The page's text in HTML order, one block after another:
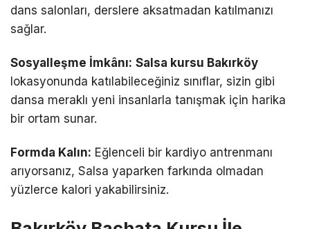
dans salonları, derslere aksatmadan katılmanızı
sağlar.
Sosyalleşme İmkânı: Salsa kursu Bakırköy
lokasyonunda katılabileceğiniz sınıflar, sizin gibi
dansa meraklı yeni insanlarla tanışmak için harika
bir ortam sunar.
Formda Kalın: Eğlenceli bir kardiyo antrenmanı
arıyorsanız, Salsa yaparken farkında olmadan
yüzlerce kalori yakabilirsiniz.